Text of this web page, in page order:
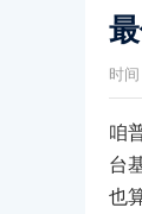
时
咱
台
也